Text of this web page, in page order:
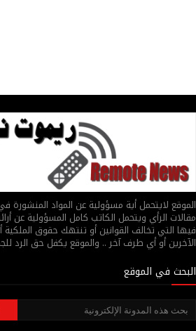
الموقع لايتحمل أية مسؤولية عن المواد
مقالات الرأي ويتحمل الكاتب كامل المسؤولية عن
فيها التي تخالف القوانين أو تنتهك حقوق
الآخرين أو أي طرف آخر .. والموقع يكفل حق الرد
البحث في الموقع